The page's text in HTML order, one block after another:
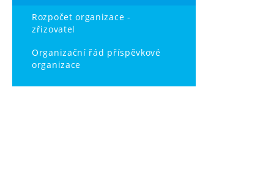
Rozpočet organizace -
zřizovatel
Organizační řád příspěvkové
organizace